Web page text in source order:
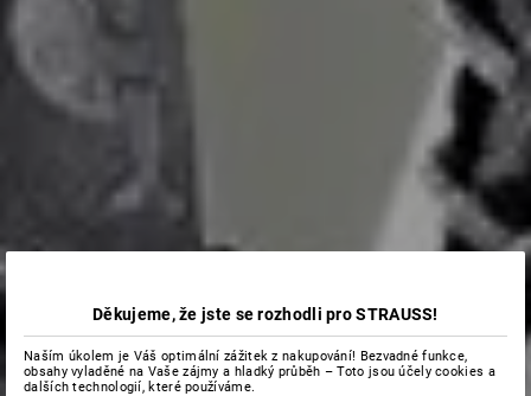
Děkujeme, že jste se rozhodli pro STRAUSS!
Naším úkolem je Váš optimální zážitek z nakupování! Bezvadné funkce,
obsahy vyladěné na Vaše zájmy a hladký průběh – Toto jsou účely cookies a
dalších technologií, které používáme.